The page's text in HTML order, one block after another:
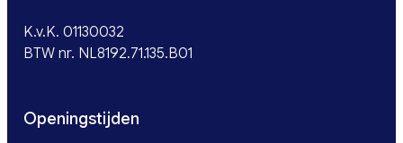
K.v.K. 01130032
BTW nr. NL8192.71.135.B01
Openingstijden